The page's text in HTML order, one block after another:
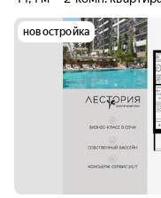
новостройка